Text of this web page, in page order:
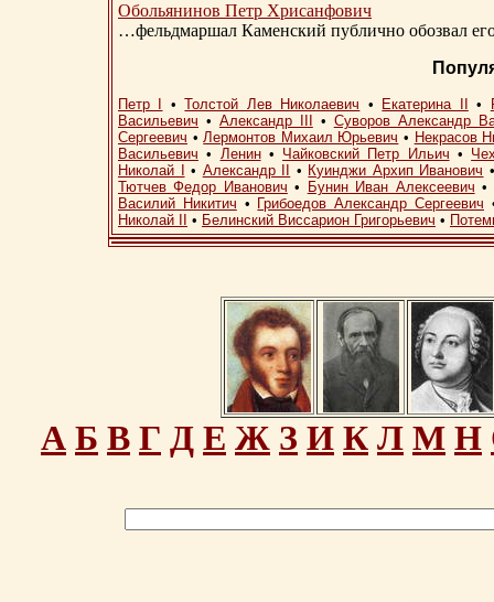
Обольянинов Петр Хрисанфович
…фельдмаршал Каменский публично обозвал
Петр I •Толстой Лев Николаевич • Екатерина II •
Васильевич • Александр III • Суворов Александр
Сергеевич •Лермонтов Михаил Юрьевич • Некрасов
Васильевич • Ленин• Чайковский Петр Ильич •
Николай I
• Александр II • Куинджи Архип Иванович
Тютчев Федор Иванович • Бунин Иван Алексеевич •
Василий Никитич • Грибоедов Александр Сергеевич
Николай II
• Белинский Виссарион Григорьевич •
А Б В Г Д Е Ж З И К Л М Н